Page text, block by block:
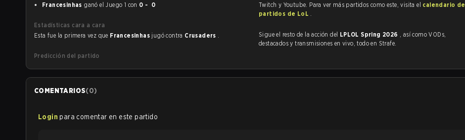
Francesinhas
ganó el Juego 1 con 0 - 0
Estadísticas cara a cara
Esta fue la primera vez que Francesinhas jugó contra Crusaders .
Predicción del partido
Twitch y Youtube. Para ver más partidos como este, visita el calendario de
partidos de LoL .
Sigue el resto de la acción del LPLOL Spring 2026 , así como VODs,
destacados y transmisiones en vivo, todo en Strafe.
COMENTARIOS(0)
Login para comentar en este partido